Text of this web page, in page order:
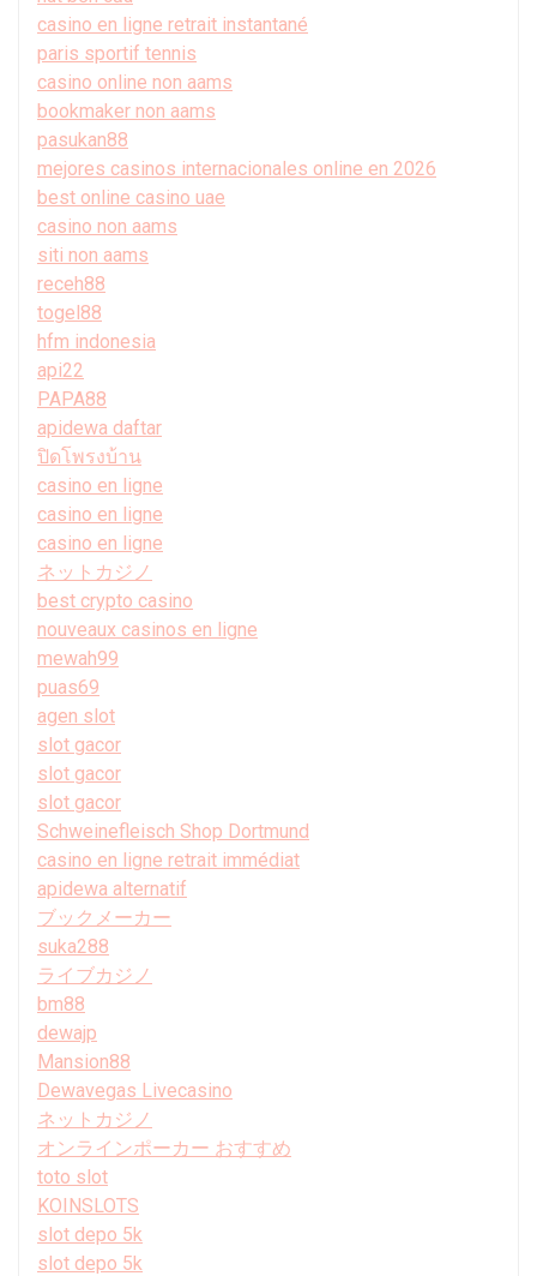
casino en ligne retrait instantané
paris sportif tennis
casino online non aams
bookmaker non aams
pasukan88
mejores casinos internacionales online en 2026
best online casino uae
casino non aams
siti non aams
receh88
togel88
hfm indonesia
api22
PAPA88
apidewa daftar
ปิดโพรงบ้าน
casino en ligne
casino en ligne
casino en ligne
ネットカジノ
best crypto casino
nouveaux casinos en ligne
mewah99
puas69
agen slot
slot gacor
slot gacor
slot gacor
Schweinefleisch Shop Dortmund
casino en ligne retrait immédiat
apidewa alternatif
ブックメーカー
suka288
ライブカジノ
bm88
dewajp
Mansion88
Dewavegas Livecasino
ネットカジノ
オンラインポーカー おすすめ
toto slot
KOINSLOTS
slot depo 5k
slot depo 5k